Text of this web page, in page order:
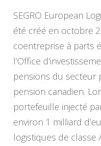
SEGRO European
été créé en octobre
coentreprise à parts
l’Office
pensions du secteur
pension canadien.
portefeuille injecté
environ 1 milliard
logistiques de classe